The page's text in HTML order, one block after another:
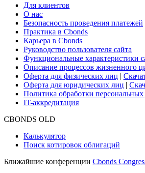
Для клиентов
О нас
Безопасность проведения платежей
Практика в Cbonds
Карьера в Cbonds
Руководство пользователя сайта
Функциональные характеристики
Описание процессов жизненного
Оферта для физических лиц |
Оферта для юридических лиц |
Политика обработки
IT-аккредитация
CBONDS OLD
Калькулятор
Поиск котировок облигаций
Ближайшие конференции Cbonds